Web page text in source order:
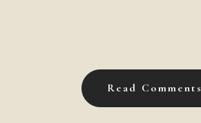
Read Comments